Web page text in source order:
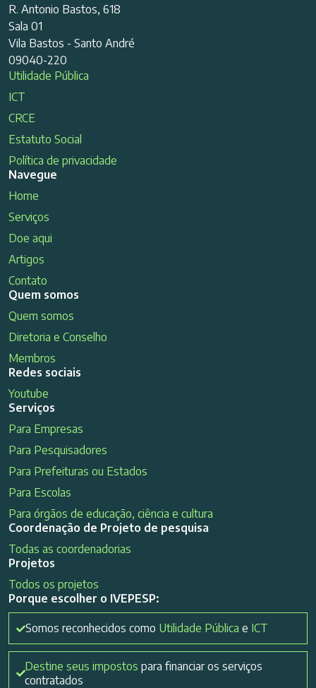
R. Antonio Bastos, 618
Sala 01
Vila Bastos - Santo André
09040-220
Utilidade Pública
ICT
CRCE
Estatuto Social
Política de privacidade
Navegue
Home
Serviços
Doe aqui
Artigos
Contato
Quem somos
Quem somos
Diretoria e Conselho
Membros
Redes sociais
Youtube
Serviços
Para Empresas
Para Pesquisadores
Para Prefeituras ou Estados
Para Escolas
Para órgãos de educação, ciência e cultura
Coordenação de Projeto de pesquisa
Todas as coordenadorias
Projetos
Todos os projetos
Porque escolher o IVEPESP:
Somos reconhecidos como Utilidade Pública e ICT
Destine seus impostos para financiar os serviços
contratados